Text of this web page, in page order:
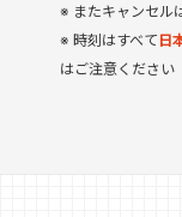
またキャンセル
時刻はすべて 日
はご注意ください